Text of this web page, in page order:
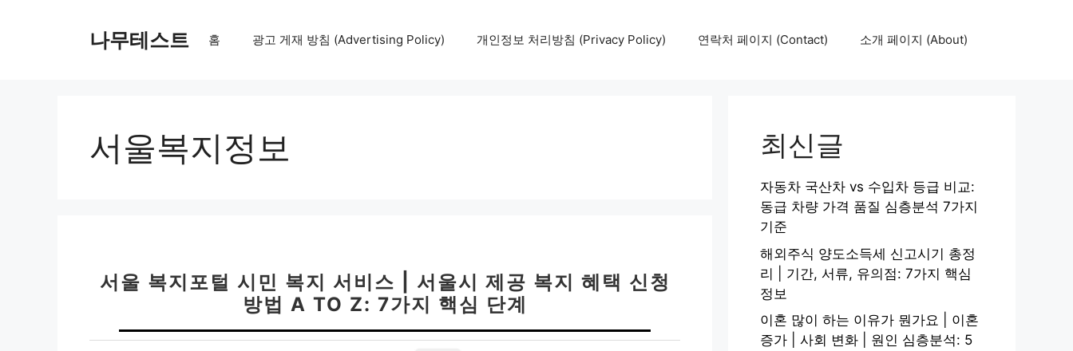
나무테스트 홈 광고 게재 방침 (Advertising Policy) 개인정보 처리방침 (Privacy Policy) 연락처 페이지 (Contact) 소개 페이지 (About)
서울복지정보
서울 복지포털 시민 복지 서비스 | 서울시 제공 복지 혜택 신청
방법 A TO Z: 7가지 핵심 단계
최신글
자동차 국산차 vs 수입차 등급 비교:
동급 차량 가격 품질 심층분석 7가지
기준
해외주식 양도소득세 신고시기 총정
리 | 기간, 서류, 유의점: 7가지 핵심
정보
이혼 많이 하는 이유가 뭔가요 | 이혼
증가 | 사회 변화 | 원인 심층분석: 5